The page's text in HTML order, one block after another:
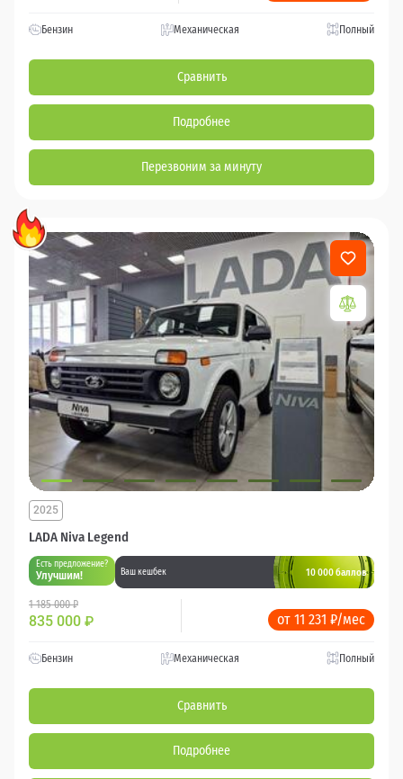
Бензин Механическая Полный
Сравнить
Подробнее
Перезвоним за минуту
LADA Niva Legend
2025
Есть предложение?
Улучшим! Ваш кешбек 10 000 баллов
1 185 000 ₽
835 000 ₽ от 11 231 ₽/мес
Бензин Механическая Полный
Сравнить
Подробнее